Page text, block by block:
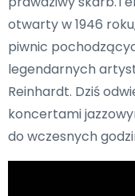
otwarty w 1946
piwnic
legendarnych
Reinhardt. Dziś
koncertami
do wczesnych